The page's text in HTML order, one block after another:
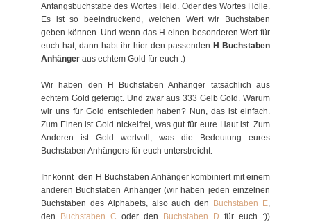
Anfangsbuchstabe des Wortes Held. Oder des Wortes Hölle.
Es ist so beeindruckend, welchen Wert wir Buchstaben
geben können. Und wenn das H einen besonderen Wert für
euch hat, dann habt ihr hier den passenden H Buchstaben
Anhänger aus echtem Gold für euch :)
Wir haben den H Buchstaben Anhänger tatsächlich aus
echtem Gold gefertigt. Und zwar aus 333 Gelb Gold. Warum
wir uns für Gold entschieden haben? Nun, das ist einfach.
Zum Einen ist Gold nickelfrei, was gut für eure Haut ist. Zum
Anderen ist Gold wertvoll, was die Bedeutung eures
Buchstaben Anhängers für euch unterstreicht.
Ihr könnt den H Buchstaben Anhänger kombiniert mit einem
anderen Buchstaben Anhänger (wir haben jeden einzelnen
Buchstaben des Alphabets, also auch den
Buchstaben E,
den
Buchstaben C oder den Buchstaben D für euch :))